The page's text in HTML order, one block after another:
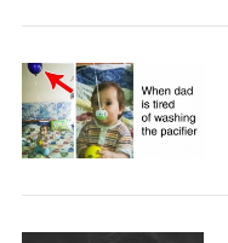
r
c
h
f
o
: